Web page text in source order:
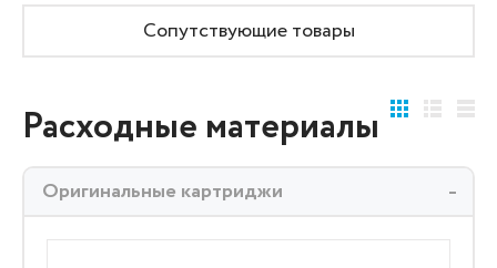
Сопутствующие товары
Расходные материалы
Оригинальные картриджи